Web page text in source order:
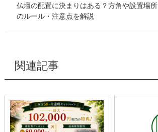
仏壇の配置に決まりはある？方角や設置場所
のルール・注意点を解説
関連記事